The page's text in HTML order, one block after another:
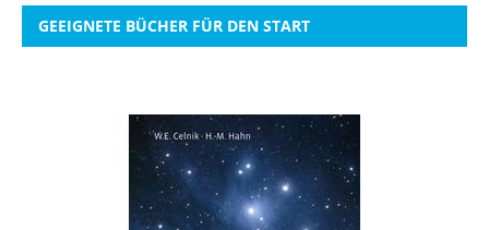
GEEIGNETE BÜCHER FÜR DEN START